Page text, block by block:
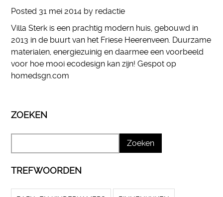
Posted 31 mei 2014 by redactie
Villa Sterk is een prachtig modern huis, gebouwd in
2013 in de buurt van het Friese Heerenveen. Duurzame
materialen, energiezuinig en daarmee een voorbeeld
voor hoe mooi ecodesign kan zijn! Gespot op
homedsgn.com
ZOEKEN
TREFWOORDEN